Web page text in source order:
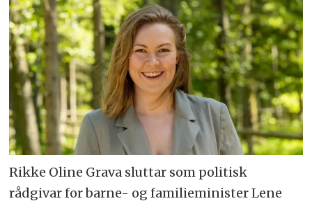
Rikke Oline Grava sluttar som politisk
rådgivar for barne- og familieminister Lene